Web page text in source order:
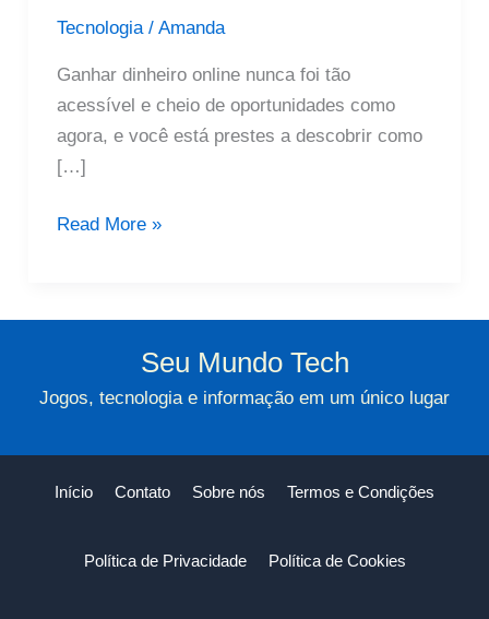
Tecnologia/ Amanda
Ganhar dinheiro online nunca foi tão
acessível e cheio de oportunidades como
agora, e você está prestes a descobrir como
[…]
Ganhar
Dicas
Lucrar
Read More »
Seu Mundo Tech
Jogos, tecnologia e informação em um único lugar
Início Contato Sobre nós Termos e Condições
Política de Privacidade Política de Cookies